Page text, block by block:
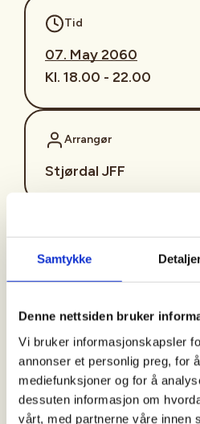
Samtykke
Denne nettsiden bruker
Vi bruker informasjonskapsler
annonser et personlig preg, for
mediefunksjoner og for å
dessuten informasjon om
vårt, med partnerne våre innen
Tid
07. May 2060
Kl. 18.00 - 22.00
Arrangør
Stjørdal JFF
sjffung@outlook.com
Fast
(SJFFU)